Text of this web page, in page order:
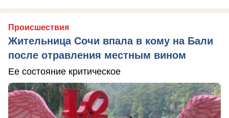
Происшествия
Жительница Сочи впала в кому на Бали
после отравления местным вином
Ее состояние критическое